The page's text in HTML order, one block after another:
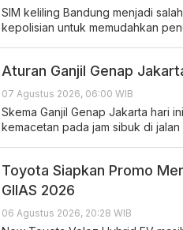
SIM keliling Bandung menjadi
kepolisian untuk memudahkan
Aturan Ganjil Genap
07 Agustus 2026, 06:00 WIB
Skema Ganjil Genap Jakarta hari
kemacetan pada jam sibuk di
Toyota Siapkan Promo
GIIAS 2026
06 Agustus 2026, 20:28 WIB